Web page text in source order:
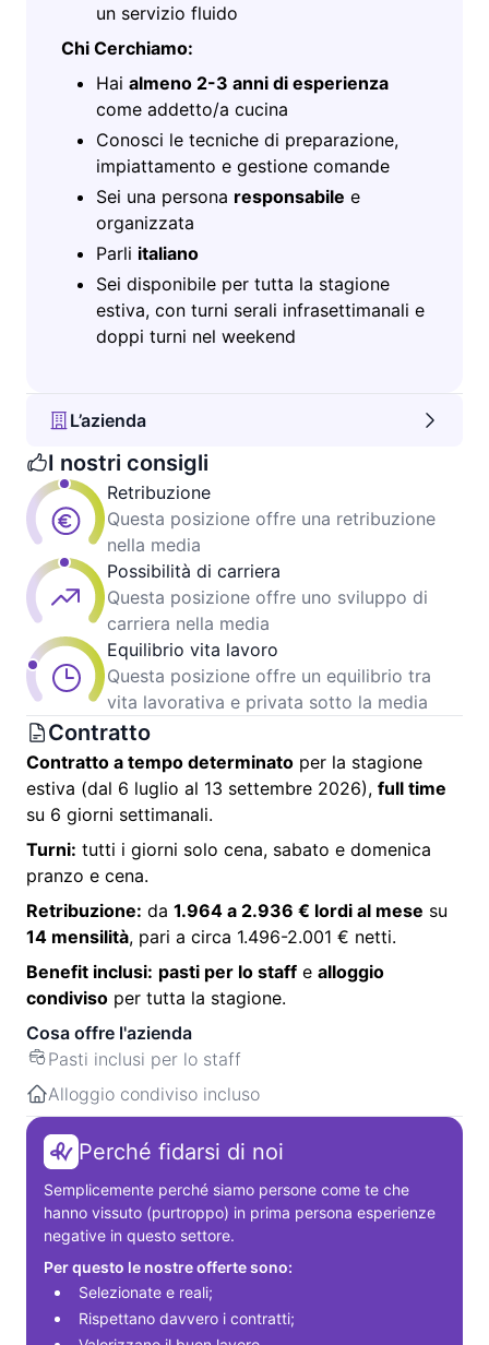
un servizio fluido
Chi Cerchiamo:
Hai almeno 2-3 anni di esperienza
come addetto/a cucina
Conosci le tecniche di preparazione,
impiattamento e gestione comande
Sei una persona responsabile e
organizzata
Parli italiano
Sei disponibile per tutta la stagione
estiva, con turni serali infrasettimanali e
doppi turni nel weekend
L’azienda
I nostri consigli
Retribuzione
Questa posizione offre una retribuzione
nella media
Possibilità di carriera
Questa posizione offre uno sviluppo di
carriera nella media
Equilibrio vita lavoro
Questa posizione offre un equilibrio tra
vita lavorativa e privata sotto la media
Contratto
Contratto a tempo determinato per la stagione
estiva (dal 6 luglio al 13 settembre 2026), full time
su 6 giorni settimanali.
Turni: tutti i giorni solo cena, sabato e domenica
pranzo e cena.
Retribuzione: da 1.964 a 2.936 € lordi al mese su
14 mensilità, pari a circa 1.496-2.001 € netti.
Benefit inclusi: pasti per lo staff e alloggio
condiviso per tutta la stagione.
Cosa offre l'azienda
Pasti inclusi per lo staff
Alloggio condiviso incluso
Perché fidarsi di noi
Semplicemente perché siamo persone come te che
hanno vissuto (purtroppo) in prima persona esperienze
negative in questo settore.
Per questo le nostre offerte sono:
Selezionate e reali;
Rispettano davvero i contratti;